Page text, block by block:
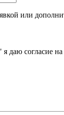
или
даю согласие на